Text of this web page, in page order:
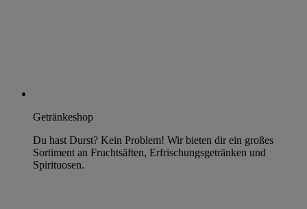
Getränkeshop
Du hast Durst? Kein Problem! Wir bieten dir ein großes
Sortiment an Fruchtsäften, Erfrischungsgetränken und
Spirituosen.